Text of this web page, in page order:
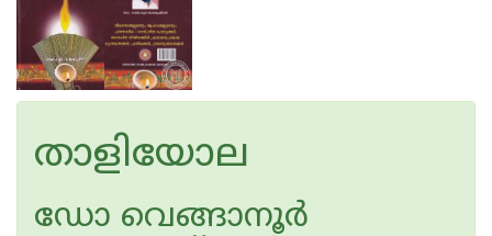
താളിയോല
ഡോ വെങ്ങാനൂര്‍